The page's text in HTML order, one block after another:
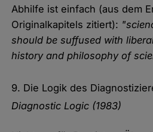
Abhilfe ist einfach (aus dem
Originalkapitels zitiert):
should be suffused with
history and philosophy of
9. Die Logik des
Diagnostic Logic (1983)